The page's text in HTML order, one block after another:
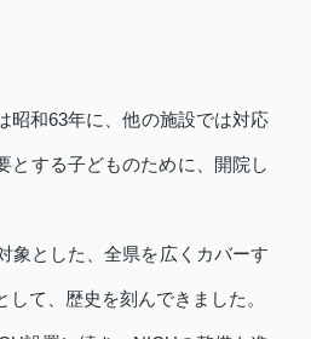
昭和63年に、他の施設では対応
とする子どものために、開院し
象とした、全県を広くカバーす
て、歴史を刻んできました。